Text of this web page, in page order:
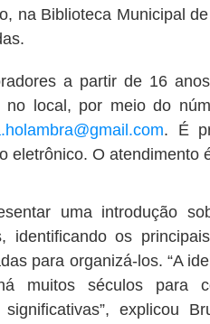
na Biblioteca Municipal
a partir de 16
no local, por meio do
. É
eletrônico. O atendimento
uma introdução
identificando os
para organizá-los. “A
muitos séculos para
explicou